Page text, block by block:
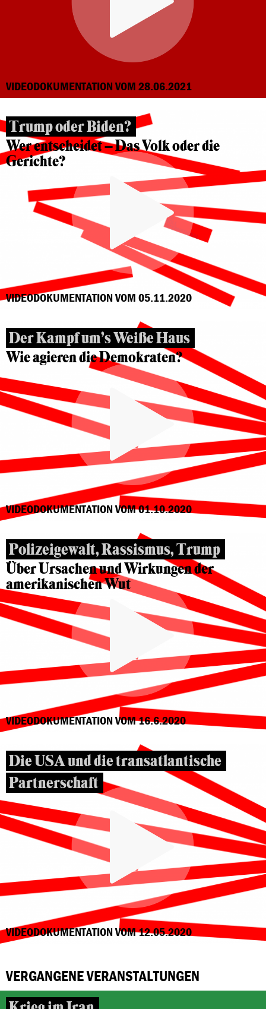
VIDEODOKUMENTATION VOM 28.06.2021
Trump oder Biden?
Wer entscheidet – Das Volk oder die
Gerichte?
VIDEODOKUMENTATION VOM 05.11.2020
Der Kampf um’s Weiße Haus
Wie agieren die Demokraten?
VIDEODOKUMENTATION VOM 01.10.2020
Polizeigewalt, Rassismus, Trump
Über Ursachen und Wirkungen der
amerikanischen Wut
VIDEODOKUMENTATION VOM 16.6.2020
Die USA und die transatlantische
Partnerschaft
VIDEODOKUMENTATION VOM 12.05.2020
VERGANGENE VERANSTALTUNGEN